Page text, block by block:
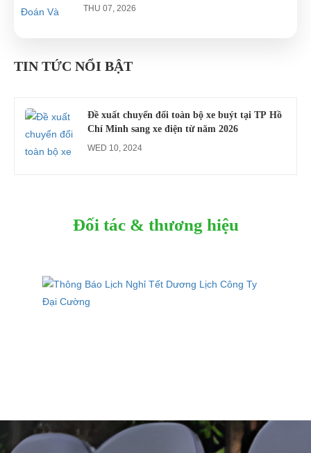
Nghiệp
THU 07, 2026
gổ khi đón du khách ở Quy Nhơn
TIN TỨC NỔI BẬT
Đề xuất chuyển đổi toàn bộ xe buýt tại TP Hồ
Chí Minh sang xe điện từ năm 2026
WED 10, 2024
Đối tác & thương hiệu